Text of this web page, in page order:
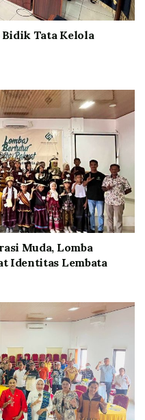
Bidik Tata Kelola
Muda, Lomba
Identitas Lembata